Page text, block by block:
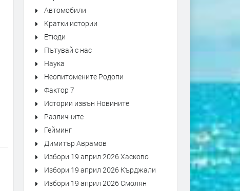
Автомобили
Кратки истории
Етюди
Пътувай с нас
Наука
Неопитомените Родопи
Фактор 7
Истории извън Новините
Различните
Гейминг
Димитър Аврамов
Избори 19 април 2026 Хасково
Избори 19 април 2026 Кърджали
Избори 19 април 2026 Смолян